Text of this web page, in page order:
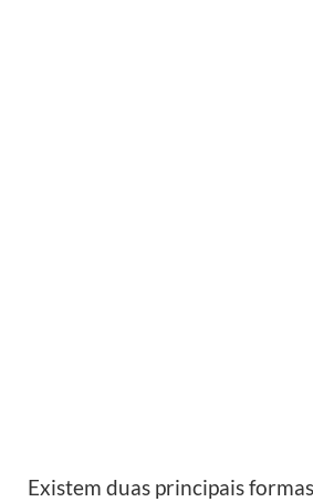
Existem duas principais